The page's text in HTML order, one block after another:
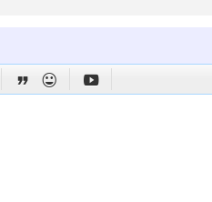
  